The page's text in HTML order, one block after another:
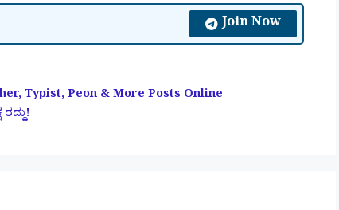
Join Now
Typist, Peon & More Posts Online